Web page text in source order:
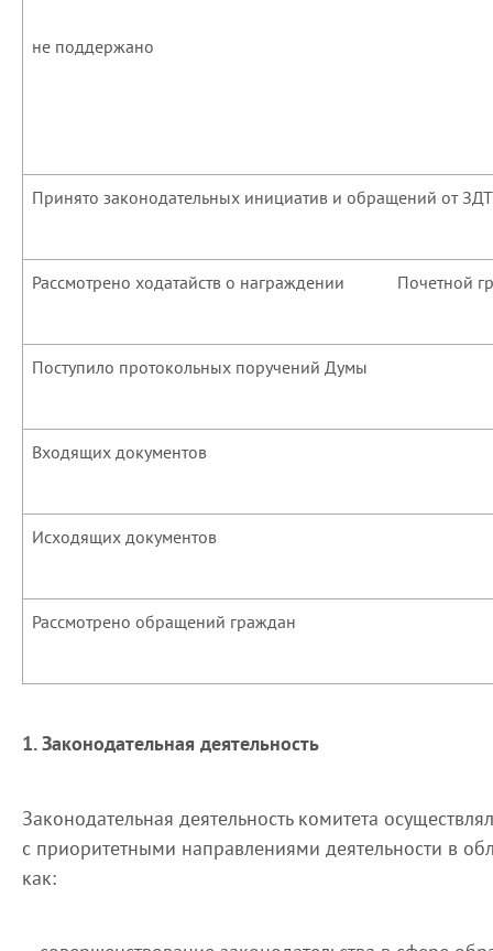
не поддержано
Принято законодательных инициатив и обращений от
Рассмотрено ходатайств о награждении Почетной
Поступило протокольных поручений Думы
Входящих документов
Исходящих документов
Рассмотрено обращений граждан
1. Законодательная деятельность
Законодательная деятельность комитета
с приоритетными направлениями деятельности в
как: